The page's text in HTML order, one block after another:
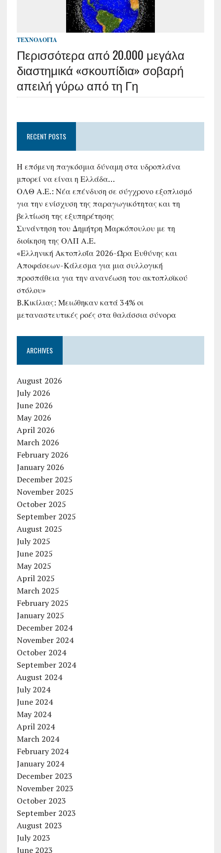
ΤΕΧΝΟΛΟΓΊΑ
Περισσότερα από 20.000 μεγάλα
διαστημικά «σκουπίδια» σοβαρή
απειλή γύρω από τη Γη
RECENT POSTS
Η επόμενη παγκόσμια δύναμη στα υδροπλάνα
μπορεί να είναι η Ελλάδα…
ΟΛΘ Α.Ε.: Νέα επένδυση σε σύγχρονο εξοπλισμό
για την ενίσχυση της παραγωγικότητας και τη
βελτίωση της εξυπηρέτησης
Συνάντηση του Δημήτρη Μαρκόπουλου με τη
διοίκηση της ΟΛΠ Α.Ε.
«Ελληνική Ακτοπλοΐα 2026-Ώρα Ευθύνης και
Αποφάσεων-Κάλεσμα για μια συλλογική
προσπάθεια για την ανανέωση του ακτοπλοϊκού
στόλου»
B.Κικίλιας: Μειώθηκαν κατά 34% οι
μεταναστευτικές ροές στα θαλάσσια σύνορα
ARCHIVES
August 2026
July 2026
June 2026
May 2026
April 2026
March 2026
February 2026
January 2026
December 2025
November 2025
October 2025
September 2025
August 2025
July 2025
June 2025
May 2025
April 2025
March 2025
February 2025
January 2025
December 2024
November 2024
October 2024
September 2024
August 2024
July 2024
June 2024
May 2024
April 2024
March 2024
February 2024
January 2024
December 2023
November 2023
October 2023
September 2023
August 2023
July 2023
June 2023